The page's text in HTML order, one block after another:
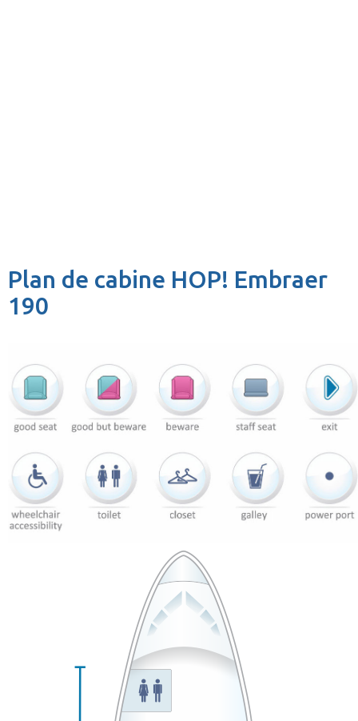
Plan de cabine HOP! Embraer
190